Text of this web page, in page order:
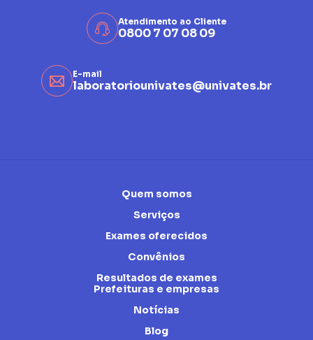
Atendimento ao Cliente
0800 7 07 08 09
E-mail
laboratoriounivates@univates.br
Quem somos
Serviços
Exames oferecidos
Convênios
Resultados de exames
Prefeituras e empresas
Notícias
Blog